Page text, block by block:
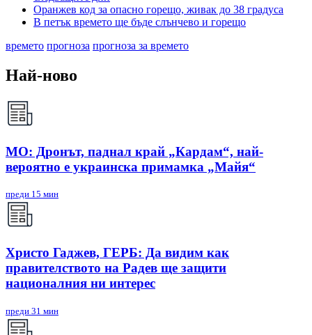
Оранжев код за опасно горещо, живак до 38 градуса
В петък времето ще бъде слънчево и горещо
времето прогноза прогноза за времето
Най-ново
МО: Дронът, паднал край „Кардам“, най-
вероятно е украинска примамка „Майя“
преди 15 мин
Христо Гаджев, ГЕРБ: Да видим как
правителството на Радев ще защити
националния ни интерес
преди 31 мин